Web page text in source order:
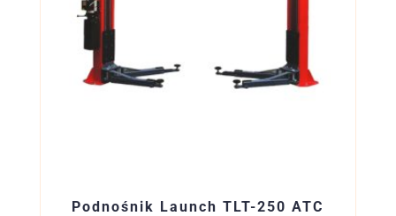
Podnośnik Launch TLT-250 ATC